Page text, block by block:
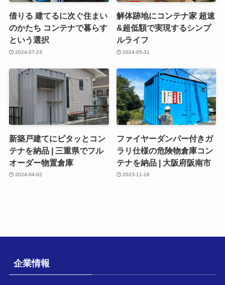
借りる 建てるに次ぐ住まい
のかたち コンテナで暮らす
という選択
2024-07-23
解体跡地にコンテナ家 超速
&超低額で実現するシンプ
ルライフ
2024-05-31
新築戸建てにピタッとコン
テナを納品 | 三重県でフル
オーダー物置倉庫
2024-04-02
ファイヤーダンパー付きガ
ラリ仕様の危険物倉庫コン
テナを納品 | 大阪府阪南市
2023-11-18
企業情報